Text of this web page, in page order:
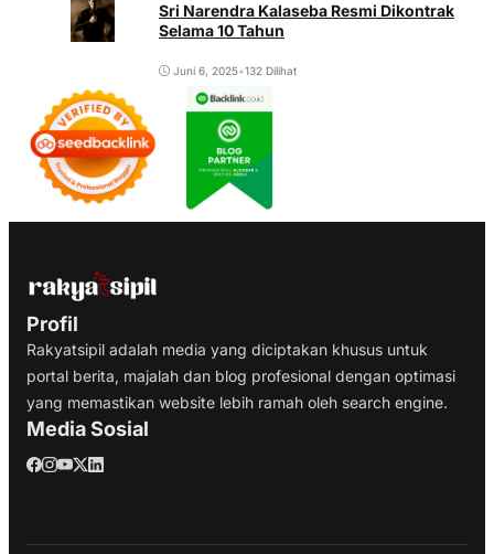
Sri Narendra Kalaseba Resmi Dikontrak
Selama 10 Tahun
Juni 6, 2025•132 Dilihat
Profil
Rakyatsipil adalah media yang diciptakan khusus untuk
portal berita, majalah dan blog profesional dengan optimasi
yang memastikan website lebih ramah oleh search engine.
Media Sosial